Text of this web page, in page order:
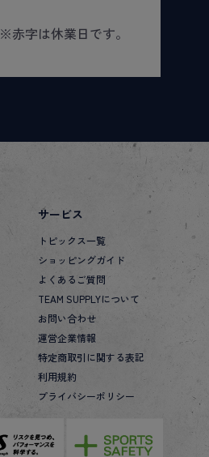
※赤字は休業日です。
サービス
トピックス一覧
ショッピングガイド
よくあるご質問
TEAM SUPPLYについて
お問い合わせ
運営企業情報
特定商取引に関する表記
利用規約
プライバシーポリシー